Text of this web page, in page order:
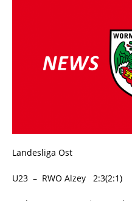
Landesliga Ost
U23 – RWO Alzey 2:3(2:1)